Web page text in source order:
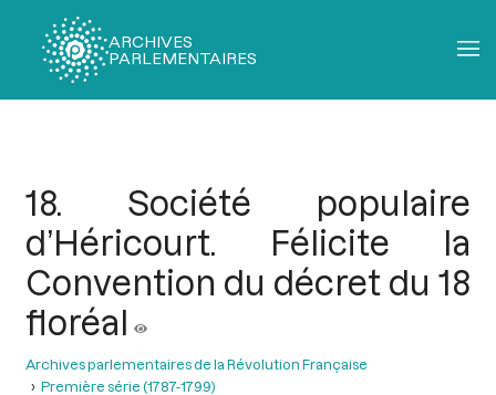
ARCHIVES
PARLEMENTAIRES
18. Société populaire
d’Héricourt. Félicite la
Convention du décret du 18
floréal
Archives parlementaires de la Révolution Française
Première série (1787-1799)